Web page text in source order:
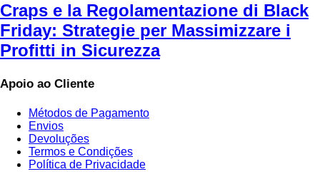
Craps e la Regolamentazione di Black
Friday: Strategie per Massimizzare i
Profitti in Sicurezza
Apoio ao Cliente
Métodos de Pagamento
Envios
Devoluções
Termos e Condições
Política de Privacidade